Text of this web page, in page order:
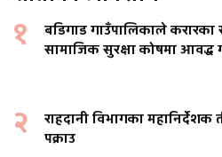
१
बडिगाड गाउँपालिकाले करारका
सामाजिक सुरक्षा कोषमा आवद्ध
२
राहदानी विभागका महानिर्देशक
पक्राउ